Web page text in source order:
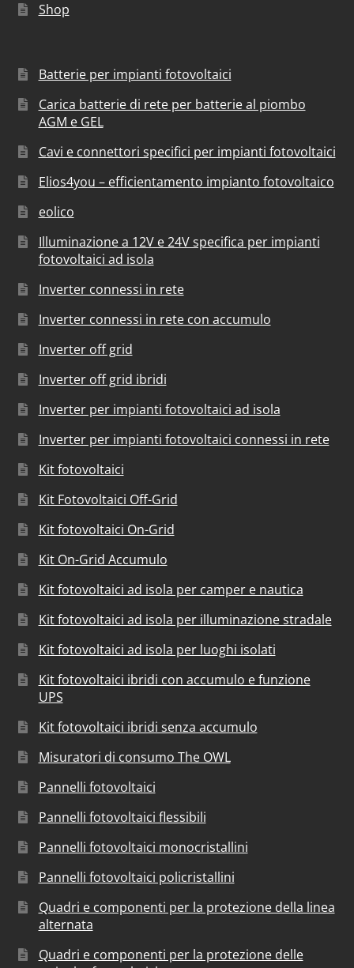
Shop
Batterie per impianti fotovoltaici
Carica batterie di rete per batterie al piombo
AGM e GEL
Cavi e connettori specifici per impianti fotovoltaici
Elios4you – efficientamento impianto fotovoltaico
eolico
Illuminazione a 12V e 24V specifica per impianti
fotovoltaici ad isola
Inverter connessi in rete
Inverter connessi in rete con accumulo
Inverter off grid
Inverter off grid ibridi
Inverter per impianti fotovoltaici ad isola
Inverter per impianti fotovoltaici connessi in rete
Kit fotovoltaici
Kit Fotovoltaici Off-Grid
Kit fotovoltaici On-Grid
Kit On-Grid Accumulo
Kit fotovoltaici ad isola per camper e nautica
Kit fotovoltaici ad isola per illuminazione stradale
Kit fotovoltaici ad isola per luoghi isolati
Kit fotovoltaici ibridi con accumulo e funzione
UPS
Kit fotovoltaici ibridi senza accumulo
Misuratori di consumo The OWL
Pannelli fotovoltaici
Pannelli fotovoltaici flessibili
Pannelli fotovoltaici monocristallini
Pannelli fotovoltaici policristallini
Quadri e componenti per la protezione della linea
alternata
Quadri e componenti per la protezione delle